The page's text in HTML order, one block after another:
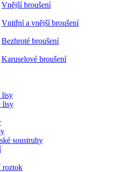
Vnější broušení
Vnitřní a vnější broušení
Bezhroté broušení
Karuselové broušení
lisy
lisy
soustruhy
roztok